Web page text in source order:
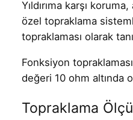
Yıldırıma karşı
özel topraklama
topraklaması olarak
Fonksiyon
değeri 10 ohm altında
Topraklama